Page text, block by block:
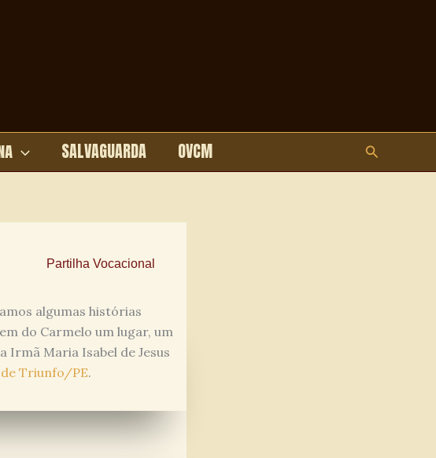
SALVAGUARDA OVCM Pesquisar
Partilha Vocacional
algumas histórias
do Carmelo um lugar, um
Irmã Maria Isabel de Jesus
de Triunfo/PE.